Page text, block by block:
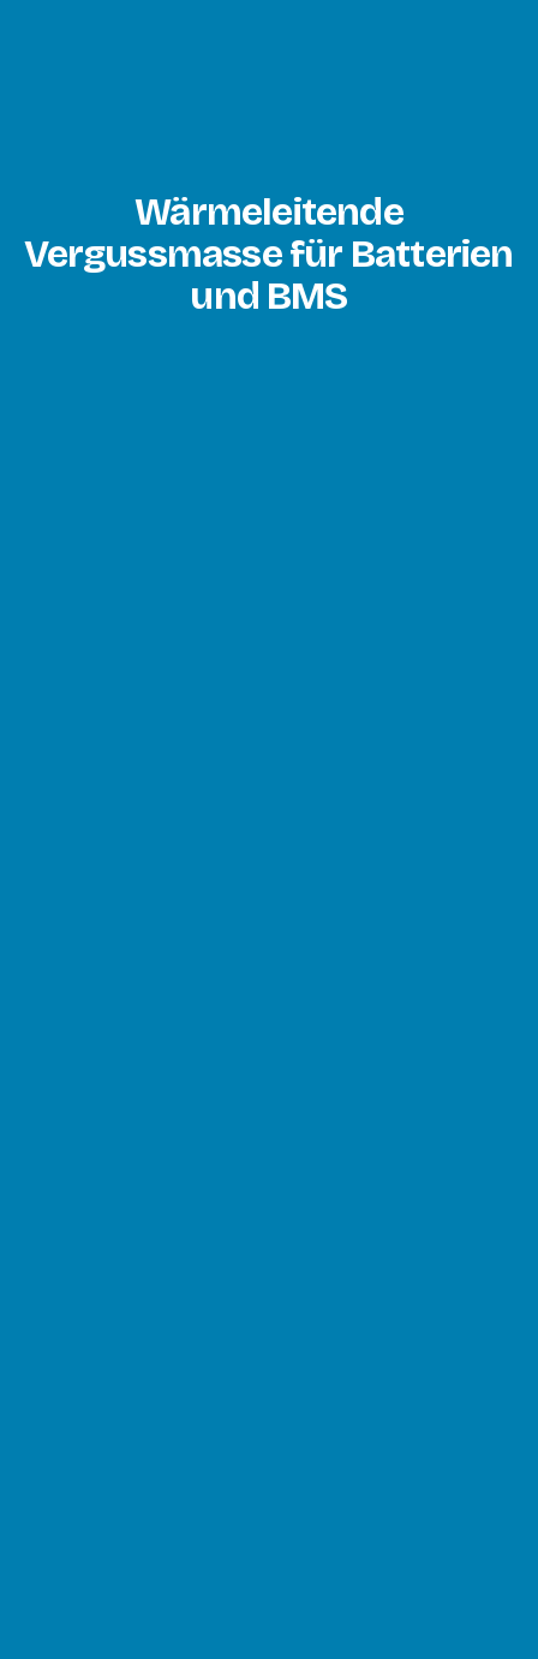
Wärmeleitende
Vergussmasse für Batterien
und BMS